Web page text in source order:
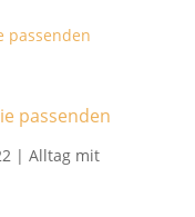
passenden
| Alltag mit